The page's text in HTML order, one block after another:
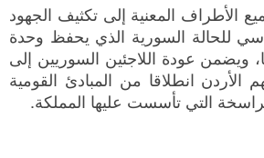
الأطراف المعنية إلى تكثيف الجهود
للحالة السورية الذي يحفظ وحدة
ويضمن عودة اللاجئين السوريين إلى
الأردن انطلاقا من المبادئ القومية
التي تأسست عليها المملكة.